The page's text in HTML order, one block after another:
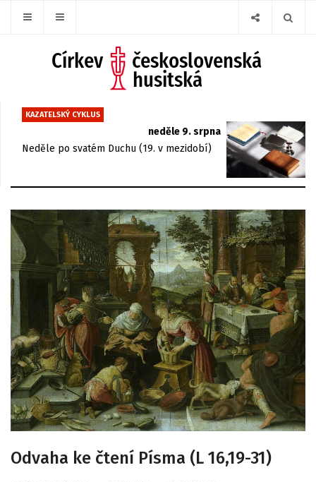
KAZATELSKÝ CYKLUS
neděle 9. srpna
Neděle po svatém Duchu (19. v mezidobí)
Odvaha ke čtení Písma (L 16,19-31)